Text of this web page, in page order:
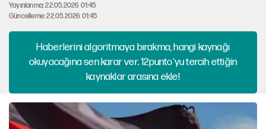
Yayınlanma: 22.05.2026 01:45
Güncelleme: 22.05.2026 01:45
Haberlerini algoritmaya bırakma, hangi kaynağı
okuyacağına sen karar ver. 12punto'yu tercih ettiğin
kaynaklar arasına ekle!